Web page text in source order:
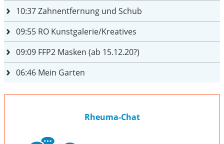
10:37Zahnentfernung und Schub
09:55 RO Kunstgalerie/Kreatives
09:09 FFP2 Masken (ab 15.12.20?)
06:46 Mein Garten
Rheuma-Chat